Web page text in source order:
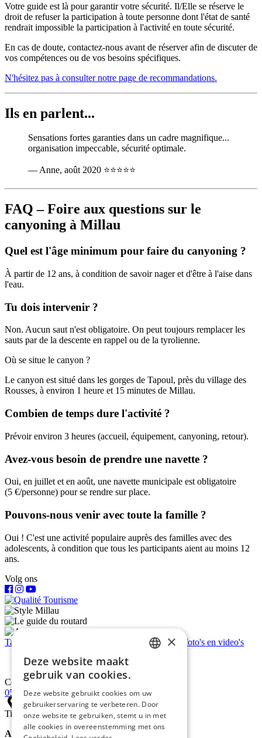
Votre guide est là pour garantir votre sécurité. Il/Elle se réserve le
droit de refuser la participation à toute personne dont l'état de santé
rendrait impossible la participation à l'activité en toute sécurité.
En cas de doute, contactez-nous avant de réserver afin de discuter de
vos compétences ou de vos besoins spécifiques.
N'hésitez pas à consulter notre page de recommandations.
Ils en parlent...
Sensations fortes garanties dans un cadre magnifique...
organisation impeccable, sécurité optimale.
— Anne, août 2020 ⭐⭐⭐⭐⭐
FAQ – Foire aux questions sur le
canyoning à Millau
Quel est l'âge minimum pour faire du canyoning ?
À partir de 12 ans, à condition de savoir nager et d'être à l'aise dans
l'eau.
Tu dois intervenir ?
Non. Aucun saut n'est obligatoire. On peut toujours remplacer les
sauts par de la descente en rappel ou de la tyrolienne.
Où se situe le canyon ?
Le canyon est situé dans les gorges de Tapoul, près du village des
Rousses, à environ 1 heure et 15 minutes de Millau.
Combien de temps dure l'activité ?
Prévoir environ 3 heures (accueil, équipement, canyoning, retour).
Avez-vous besoin de prendre une navette ?
Oui, en juillet et en août, une navette municipale est obligatoire
(5 €/personne) pour se rendre sur place.
Pouvons-nous venir avec toute la famille ?
Oui ! C'est une activité populaire auprès des familles avec des
adolescents, à condition que tous les participants aient au moins 12
ans.
Volg ons
Tarieven en boeking Bied een cadeaubon aan Je foto's en video's
Contact
05 65 60 72 03
Tijdens het seizoen
Antipodes
DUTCH
×
Deze website maakt
gebruik van cookies.
Deze website gebruikt cookies om uw
gebruikerservaring te verbeteren. Door
onze website te gebruiken, stemt u in met
alle cookies in overeenstemming met ons